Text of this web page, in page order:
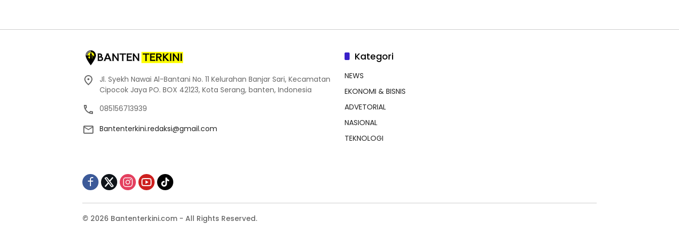
Jl. Syekh Nawai Al-Bantani No. 11 Kelurahan Banjar Sari, Kecamatan
Cipocok Jaya PO. BOX 42123, Kota Serang, banten, Indonesia
085156713939
Bantenterkini.redaksi@gmail.com
Kategori
NEWS
EKONOMI & BISNIS
ADVETORIAL
NASIONAL
TEKNOLOGI
© 2026 Bantenterkini.com - All Rights Reserved.